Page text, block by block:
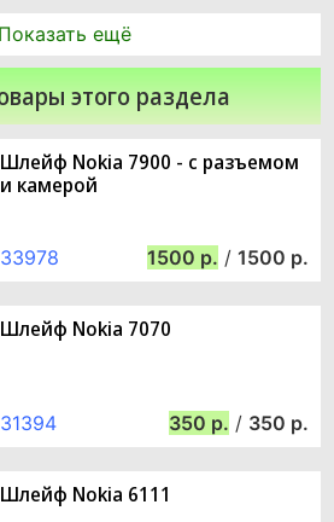
Показать ещё
этого раздела
Шлейф Nokia 7900 - с разъемом
и камерой
33978 1500 / 1500
Шлейф Nokia 7070
31394 350 / 350
Шлейф Nokia 6111